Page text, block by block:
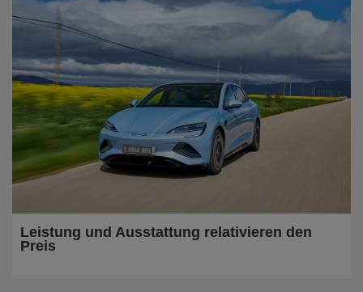
Leistung und Ausstattung relativieren den
Preis